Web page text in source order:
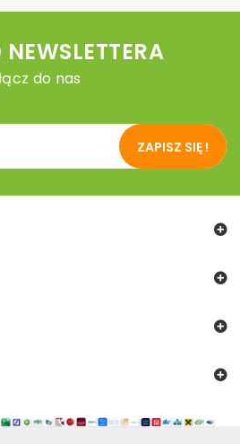
do nas
ZAPISZ SIĘ !